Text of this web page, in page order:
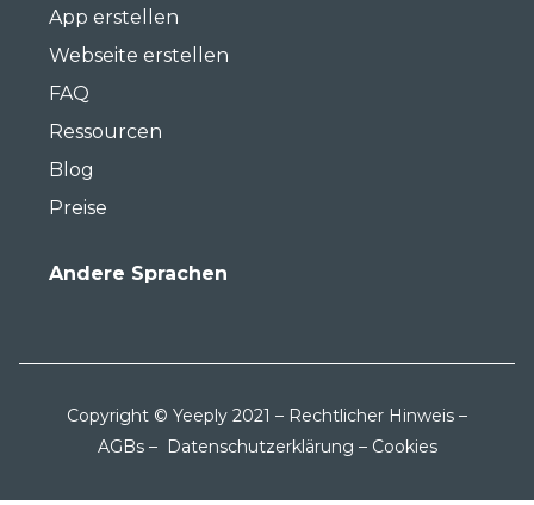
App erstellen
Webseite erstellen
FAQ
Ressourcen
Blog
Preise
Andere Sprachen
Copyright © Yeeply 2021 – Rechtlicher Hinweis –
AGBs– Datenschutzerklärung – Cookies